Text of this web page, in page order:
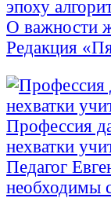
О важности
Редакция
Профессия
нехватки
Педагог
необходимы